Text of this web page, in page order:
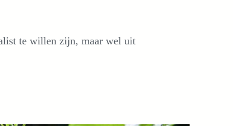
te willen zijn, maar wel uit